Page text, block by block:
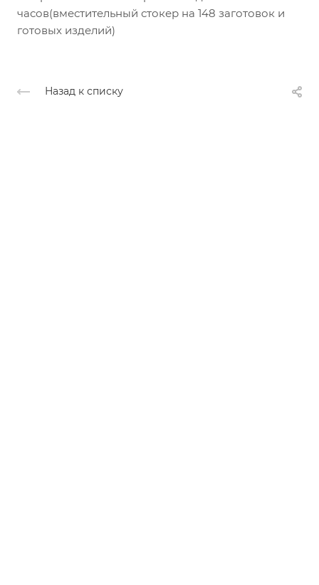
часов(вместительный стокер на 148 заготовок и
готовых изделий)
Назад к списку